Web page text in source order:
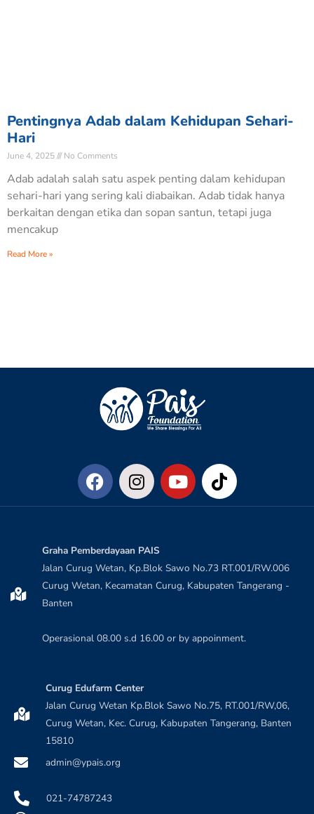
Pentingnya Adab dalam Kehidupan Sehari-
Hari
June 4, 2025 No Comments
Adab adalah salah satu aspek penting dalam kehidupan
sehari-hari yang sering kali diabaikan. Adab tidak hanya
berkaitan dengan etika dan sopan santun, tetapi juga
mencakup
Read More »
Graha Pemberdayaan PAIS
Jalan Curug Wetan, Kp.Blok Sawo No.73 RT.001/RW.006
Curug Wetan, Kecamatan Curug, Kabupaten Tangerang -
Banten
Operasional 08.00 s.d 16.00 or by appoinment.
Curug Edufarm Center
Jalan Curug Wetan Kp.Blok Sawo No.75, RT.001/RW,06,
Curug Wetan, Kec. Curug, Kabupaten Tangerang, Banten
15810
admin@ypais.org
021-74787243